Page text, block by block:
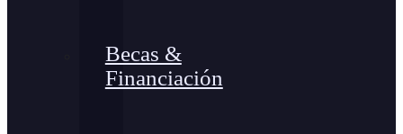
Becas &
Financiación